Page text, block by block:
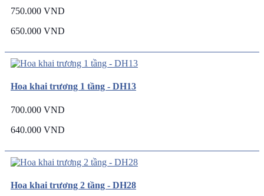
750.000 VND
650.000 VND
Hoa khai trương 1 tầng - DH13
700.000 VND
640.000 VND
Hoa khai trương 2 tầng - DH28